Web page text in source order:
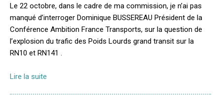
Le 22 octobre, dans le cadre de ma commission, je n’ai pas
manqué d’interroger Dominique BUSSEREAU Président de la
Conférence Ambition France Transports, sur la question de
l’explosion du trafic des Poids Lourds grand transit sur la
RN10 et RN141 .
Lire la suite